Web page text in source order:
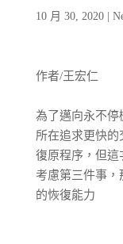
10 月 30, 2020|
作者/王宏仁
為了邁向永不停
所在追求更快
復原程序，但這
考慮第三件事
的恢復能力